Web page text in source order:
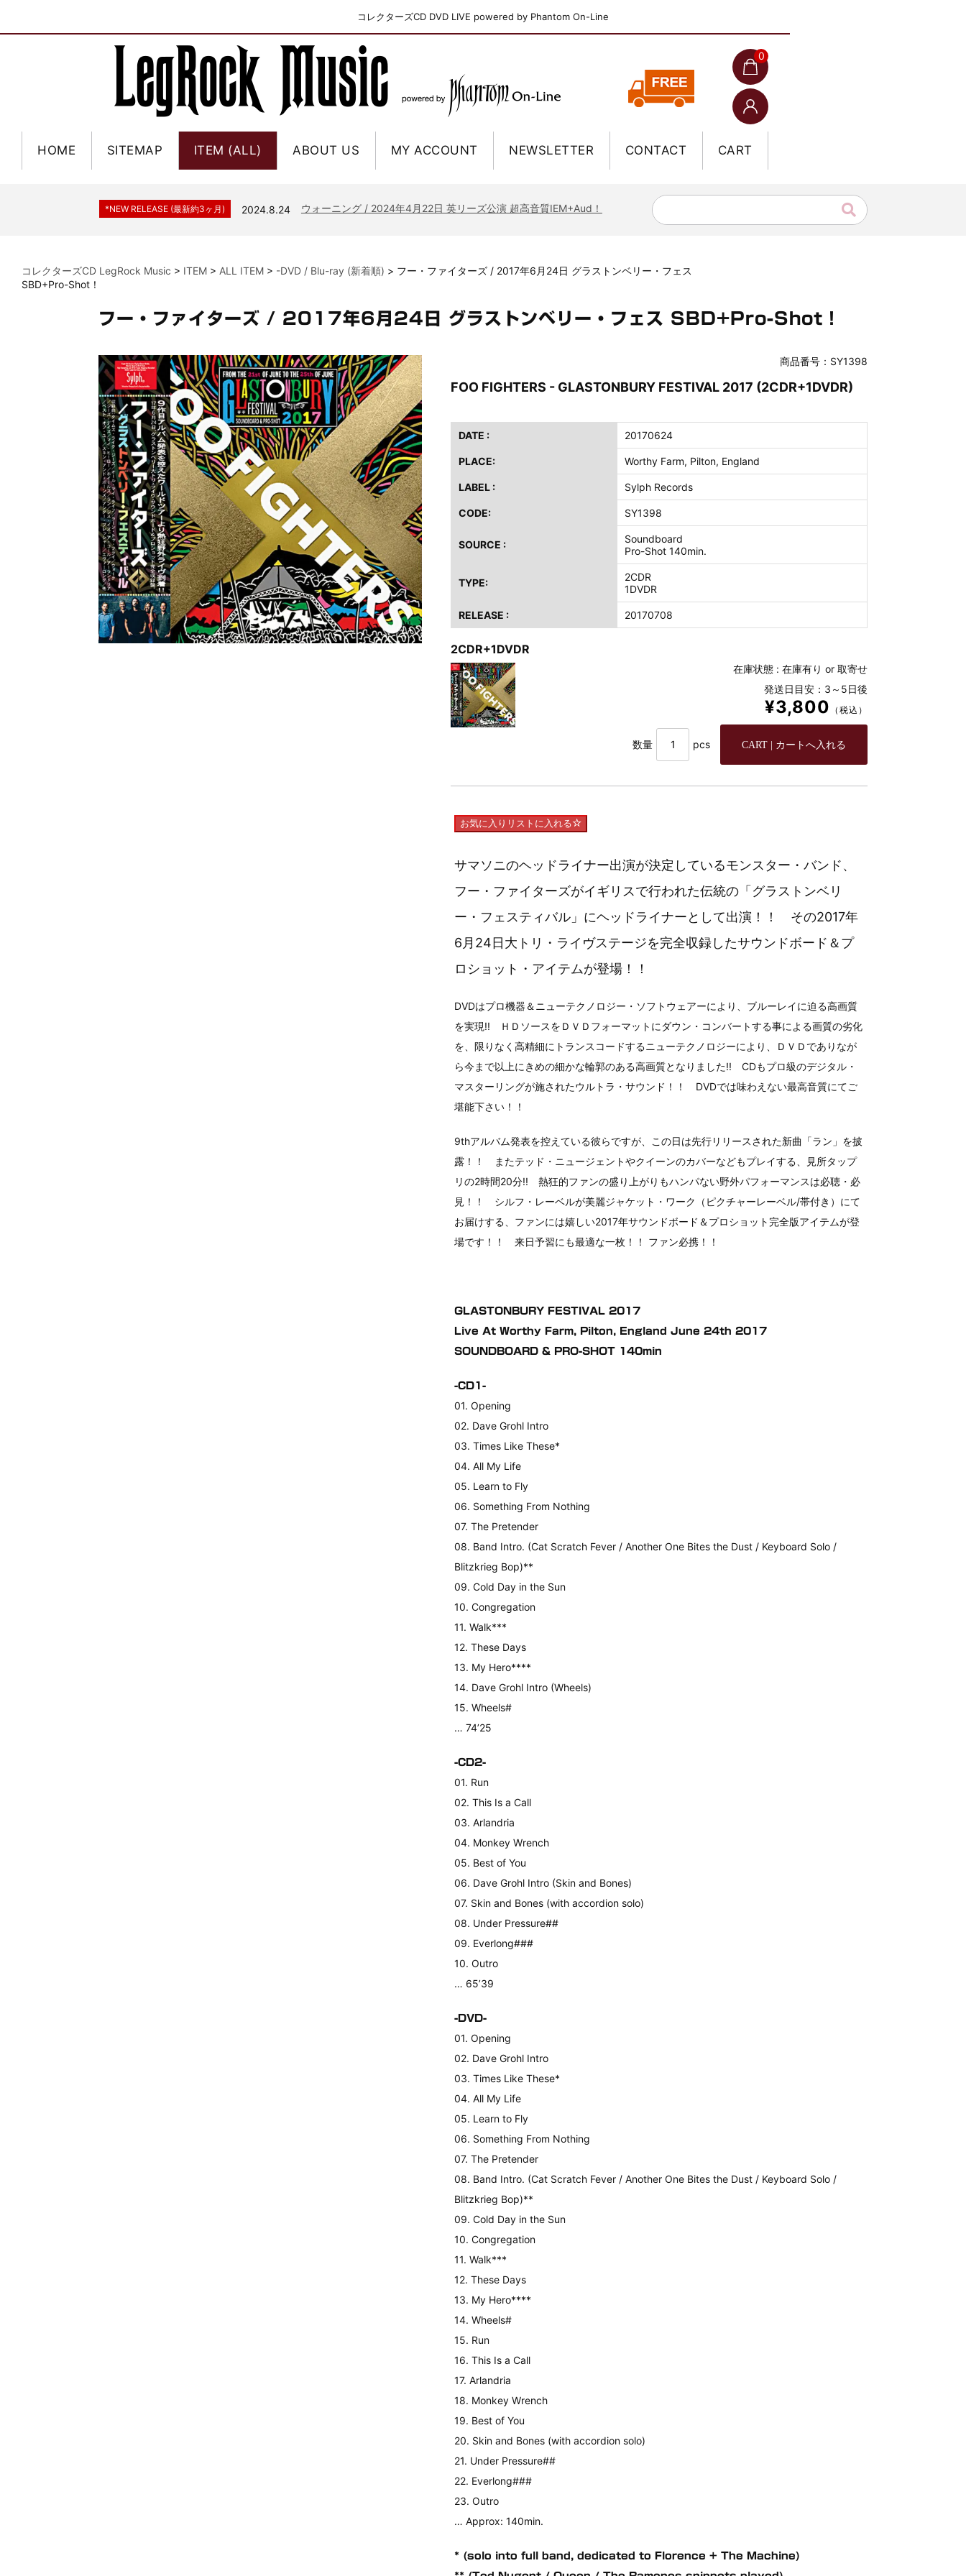
コレクターズCD DVD LIVE powered by Phantom On-Line
0
HOME SITEMAP ITEM (ALL) ABOUT US MY ACCOUNT NEWSLETTER CONTACT CART
*NEW RELEASE (最新約3ヶ月) 2024.6.9 ジャーニー / 1979年5月8+9日 コロラド州 2公演 SBD 完全収録！
*NEW RELEASE (最新約3ヶ月) 2024.8.24 ウォーニング / 2024年4月22日 英リーズ公演 超高音質IEM+Aud！
スコーピオンズ / 2024年6月15日 リスボン公演 FHD 完全収録！
*NEW RELEASE (最新約3ヶ月) 2024.6.9 リアム・ギャラガー / 2024年6月1日 英国シェフィールド公演 完全収録！
*NEW RELEASE (最新約3ヶ月) 2024.6.9 ユーライア・ヒープ / 2023年8月3日 ドイツ W.O.A. 公演 FHD 完全収録！
*NEW RELEASE (最新約3ヶ月) 2024.6.9 ジャーニー / 1979年5月8+9日 コロラド州 2公演 SBD 完全収録！
*NEW RELEASE (最新約3ヶ月) 2024.11.9 NGHFB / 2024年7月28日 フジロック’24公演 超高音質AI-SBD！
*NEW RELEASE (最新約3ヶ月) 2024.8.24 ウォーニング / 2024年4月22日 英リーズ公演 超高音質IEM+Aud！
*NEW RELEASE (最新約3ヶ月) 2024.6.24 ビリー・ジョエル / 2024年3月24日 100Aniv. 米M.S.G公演 完全収録！
*NEW RELEASE (最新約3ヶ月)
2024.6.24
リアム・ギャラガー / 2024年6月3日 カーディフ公演 IEM/AUD 完全収録！
*NEW RELEASE (最新約3ヶ月) 2024.6.24 スコーピオンズ / 2024年6月15日 リスボン公演 FHD 完全収録！
*NEW RELEASE (最新約3ヶ月) 2024.6.20 マネスキン / 2024年6月9日 ドイツ ROCK AM RING 公演 FHD 完全収録！
*NEW RELEASE (最新約3ヶ月) 2024.6.9 リアム・ギャラガー / 2024年6月1日 英国シェフィールド公演 完全収録！
*NEW RELEASE (最新約3ヶ月) 2024.6.9 メガデス / 2023年8月4日 ドイツ W.O.A. 公演 FHD 完全収録！
*NEW RELEASE (最新約3ヶ月) 2024.6.9 ユーライア・ヒープ / 2023年8月3日 ドイツ W.O.A. 公演 FHD 完全収録！
*NEW RELEASE (最新約3ヶ月) 2024.6.9 ジャーニー / 1979年5月8+9日 コロラド州 2公演 SBD 完全収録！
コレクターズCD LegRock Music > ITEM > ALL ITEM > -DVD / Blu-ray (新着順) > フー・ファイターズ / 2017年6月24日 グラストンベリー・フェス
SBD+Pro-Shot！
フー・ファイターズ / 2017年6月24日 グラストンベリー・フェス SBD+Pro-Shot！
商品番号：SY1398
FOO FIGHTERS - GLASTONBURY FESTIVAL 2017 (2CDR+1DVDR)
DATE : 20170624
PLACE: Worthy Farm, Pilton, England
LABEL : Sylph Records
CODE: SY1398
SOURCE :
Soundboard
Pro-Shot 140min.
TYPE:
2CDR
1DVDR
RELEASE : 20170708
2CDR+1DVDR
在庫状態 : 在庫有り or 取寄せ
発送日目安：3～5日後
¥3,800 （税込）
数量 pcs
お気に入りリストに入れる
サマソニのヘッドライナー出演が決定しているモンスター・バンド、
フー・ファイターズがイギリスで行われた伝統の 「グラストンベリ
ー・フェスティバル」にヘッドライナーとして出演！！ その2017年
6月24日大トリ・ライヴステージを完全収録したサウンドボード＆プ
ロショット・アイテムが登場！！
DVDはプロ機器＆ニューテクノロジー・ソフトウェアーにより、ブルーレイに迫る高画質
を実現!! ＨＤソースをＤＶＤフォーマットにダウン・コンバートする事による画質の劣化
を、限りなく高精細にトランスコードするニューテクノロジーにより、ＤＶＤでありなが
ら今まで以上にきめの細かな輪郭のある高画質となりました!! CDもプロ級のデジタル・
マスターリングが施されたウルトラ・サウンド！！ DVDでは味わえない最高音質にてご
堪能下さい！！
9thアルバム発表を控えている彼らですが、この日は先行リリースされた新曲「ラン」を披
露！！ またテッド・ニュージェントやクイーンのカバーなどもプレイする、見所タップ
リの2時間20分!! 熱狂的ファンの盛り上がりもハンパない野外パフォーマンスは必聴・必
見！！ シルフ・レーベルが美麗ジャケット・ワーク（ピクチャーレーベル/帯付き）にて
お届けする、ファンには嬉しい2017年サウンドボード＆プロショット完全版アイテムが登
場です！！ 来日予習にも最適な一枚！！ ファン必携！！
GLASTONBURY FESTIVAL 2017
Live At Worthy Farm, Pilton, England June 24th 2017
SOUNDBOARD & PRO-SHOT 140min
-CD1-
01. Opening
02. Dave Grohl Intro
03. Times Like These*
04. All My Life
05. Learn to Fly
06. Something From Nothing
07. The Pretender
08. Band Intro. (Cat Scratch Fever / Another One Bites the Dust / Keyboard Solo /
Blitzkrieg Bop)**
09. Cold Day in the Sun
10. Congregation
11. Walk***
12. These Days
13. My Hero****
14. Dave Grohl Intro (Wheels)
15. Wheels#
… 74’25
-CD2-
01. Run
02. This Is a Call
03. Arlandria
04. Monkey Wrench
05. Best of You
06. Dave Grohl Intro (Skin and Bones)
07. Skin and Bones (with accordion solo)
08. Under Pressure##
09. Everlong###
10. Outro
… 65’39
-DVD-
01. Opening
02. Dave Grohl Intro
03. Times Like These*
04. All My Life
05. Learn to Fly
06. Something From Nothing
07. The Pretender
08. Band Intro. (Cat Scratch Fever / Another One Bites the Dust / Keyboard Solo /
Blitzkrieg Bop)**
09. Cold Day in the Sun
10. Congregation
11. Walk***
12. These Days
13. My Hero****
14. Wheels#
15. Run
16. This Is a Call
17. Arlandria
18. Monkey Wrench
19. Best of You
20. Skin and Bones (with accordion solo)
21. Under Pressure##
22. Everlong###
23. Outro
… Approx: 140min.
* (solo into full band, dedicated to Florence + The Machine)